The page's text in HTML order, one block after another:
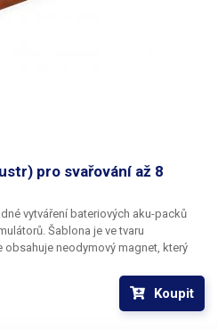
pro svařování až 8
vytváření bateriových aku-packů
Šablona je ve tvaru
neodymový magnet, který
polí vytvoříte rovnoměrné,
pro
Koupit